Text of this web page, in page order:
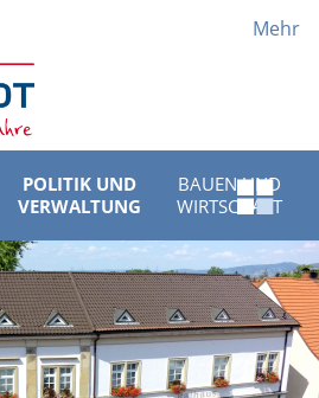
Mehr
POLITIK UND
VERWALTUNG
BAUEN UND
WIRTSCHAFT
Menü
öffnen